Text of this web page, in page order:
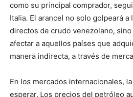
como su principal comprador,
Italia. El arancel no solo golpeará a
directos de crudo venezolano,
afectar a aquellos países que
manera indirecta, a través de
En los mercados internacionales,
esperar. Los precios del petróleo